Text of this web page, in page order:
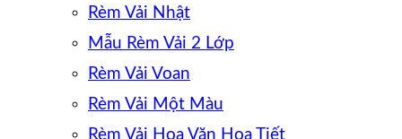
Rèm Vải Nhật
Mẫu Rèm Vải 2 Lớp
Rèm Vải Voan
Rèm Vải Một Màu
Rèm Vải Hoa Văn Họa Tiết